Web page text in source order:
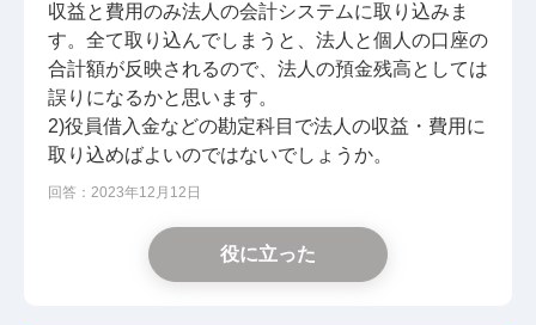
収益と費用のみ法人の会計システムに取り込みま
す。全て取り込んでしまうと、法人と個人の口座の
合計額が反映されるので、法人の預金残高としては
誤りになるかと思います。
2)役員借入金などの勘定科目で法人の収益・費用に
取り込めばよいのではないでしょうか。
回答：2023年12月12日
役に立った